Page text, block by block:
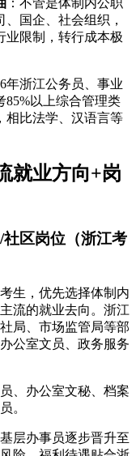
国企、社会组织，
业限制，转行成本极
年浙江公务员、事业
85%以上综合管理类
相比法学、汉语言等
就业方向+岗
区岗位（浙江考
生，优先选择体制内
流的就业去向。浙江
局、市场监管局等部
公室文员、政务服务
、办公室文秘、档案
。
层办事员逐步晋升至